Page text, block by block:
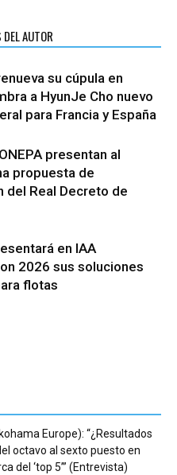
DEL AUTOR
su cúpula en
a HyunJe Cho nuevo
para Francia y España
presentan al
propuesta de
del Real Decreto de
en IAA
2026 sus soluciones
flotas
Europe): “¿Resultados
octavo al sexto puesto en
del ‘top 5’” (Entrevista)